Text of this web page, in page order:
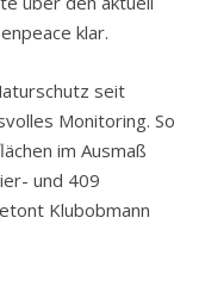
klar.
seit
Monitoring. So
im Ausmaß
und 409
Klubobmann